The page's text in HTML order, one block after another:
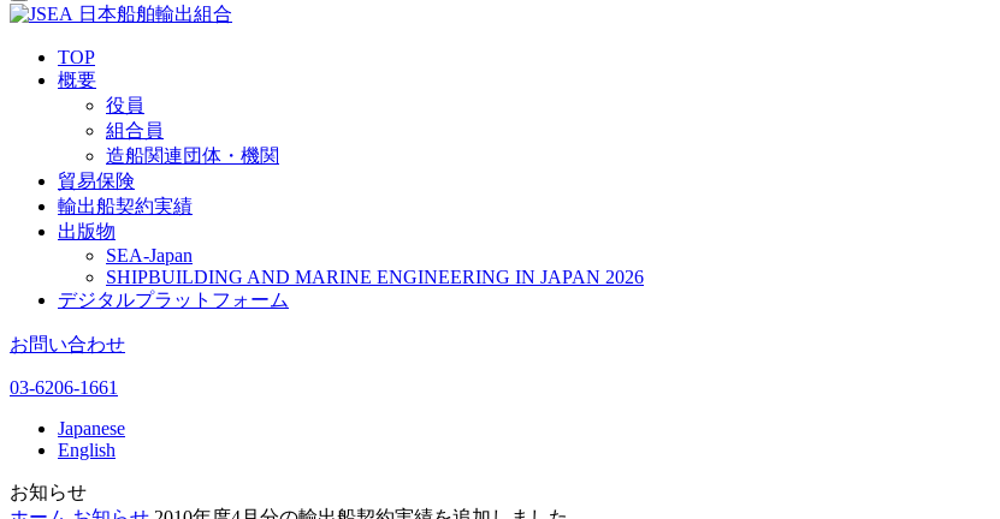
日本船舶輸出組合
TOP
概要
役員
組合員
造船関連団体・機関
貿易保険
輸出船契約実績
出版物
SEA-Japan
SHIPBUILDING AND MARINE ENGINEERING IN JAPAN 2026
デジタルプラットフォーム
お問い合わせ
03-6206-1661
Japanese
English
お知らせ